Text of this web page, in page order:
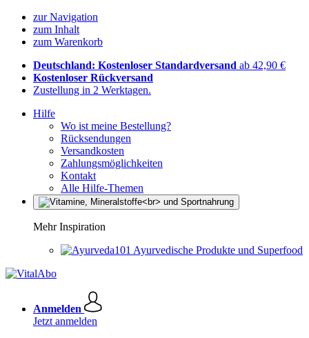
zur Navigation
zum Inhalt
zum Warenkorb
Deutschland: Kostenloser Standardversand ab 42,90 €
Kostenloser Rückversand
Zustellung in 2 Werktagen.
Hilfe
Wo ist meine Bestellung?
Rücksendungen
Versandkosten
Zahlungsmöglichkeiten
Kontakt
Alle Hilfe-Themen
Mehr Inspiration
Ayurvedische Produkte und Superfood
Anmelden
Jetzt anmelden